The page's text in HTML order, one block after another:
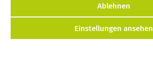
Ablehnen
Einstellungen ansehen